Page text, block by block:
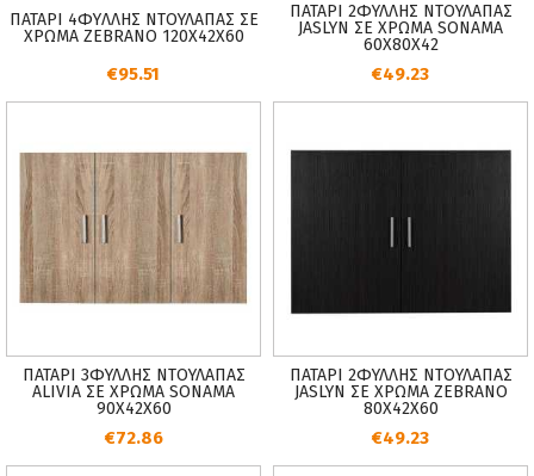
ΠΑΤΑΡΙ 4ΦYΛΛΗΣ ΝΤΟΥΛΑΠΑΣ ΣΕ
ΧΡΩΜΑ ZEBRANO 120Χ42Χ60
€95.51
ΠΑΤΑΡΙ 2ΦΥΛΛΗΣ ΝΤΟΥΛΑΠΑΣ
JASLYN ΣΕ ΧΡΩΜΑ SONAMA
60Χ80Χ42
€49.23
ΠΑΤΑΡΙ 3ΦΥΛΛΗΣ ΝΤΟΥΛΑΠΑΣ
ALIVIA ΣΕ ΧΡΩΜΑ SONAMA
90X42X60
€72.86
ΠΑΤΑΡΙ 2ΦΥΛΛΗΣ ΝΤΟΥΛΑΠΑΣ
JASLYN ΣΕ ΧΡΩΜΑ ZEBRANO
80X42X60
€49.23